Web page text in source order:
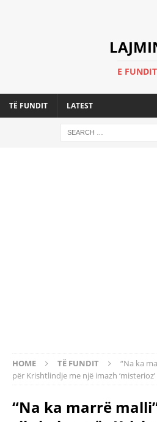
E FUNDIT
TË FUNDIT LATEST
HOME TË FUNDIT
“Na ka
për Krishtlindje me një imazh ‘misterioz’
“Na ka marrë